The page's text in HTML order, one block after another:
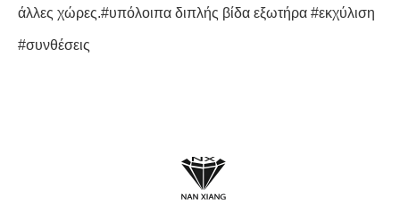
άλλες χώρες.#υπόλοιπα διπλής βίδα εξωτήρα #εκχύλιση
#συνθέσεις